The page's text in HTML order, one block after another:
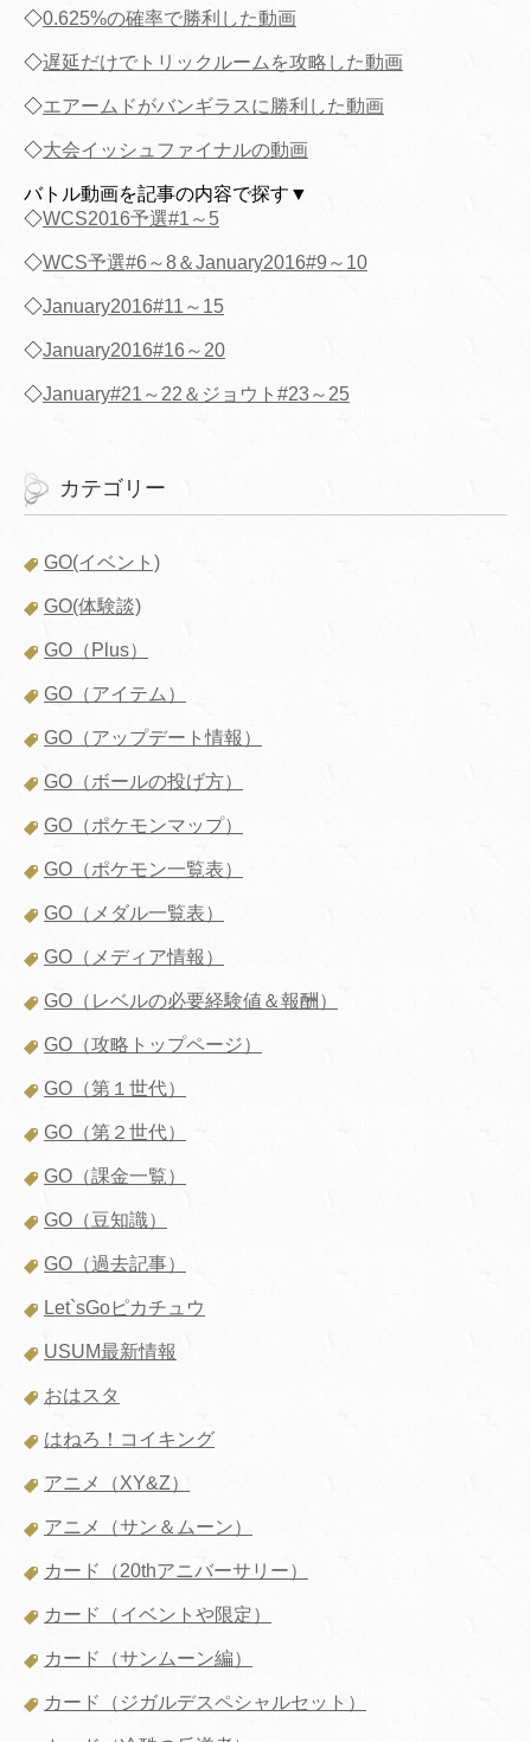
◇0.625%の確率で勝利した動画
◇遅延だけでトリックルームを攻略した動画
◇エアームドがバンギラスに勝利した動画
◇大会イッシュファイナルの動画
バトル動画を記事の内容で探す▼
◇WCS2016予選#1～5
◇WCS予選#6～8＆January2016#9～10
◇January2016#11～15
◇January2016#16～20
◇January#21～22＆ジョウト#23～25
カテゴリー
GO(イベント)
GO(体験談)
GO（Plus）
GO（アイテム）
GO（アップデート情報）
GO（ボールの投げ方）
GO（ポケモンマップ）
GO（ポケモン一覧表）
GO（メダル一覧表）
GO（メディア情報）
GO（レベルの必要経験値＆報酬）
GO（攻略トップページ）
GO（第１世代）
GO（第２世代）
GO（課金一覧）
GO（豆知識）
GO（過去記事）
Let`sGoピカチュウ
USUM最新情報
おはスタ
はねろ！コイキング
アニメ（XY&Z）
アニメ（サン＆ムーン）
カード（20thアニバーサリー）
カード（イベントや限定）
カード（サンムーン編）
カード（ジガルデスペシャルセット）